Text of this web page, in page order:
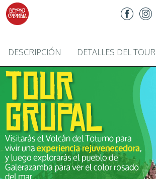
DESCRIPCIÓN DETALLES DEL TOUR